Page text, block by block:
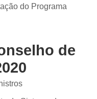
do Programa
de